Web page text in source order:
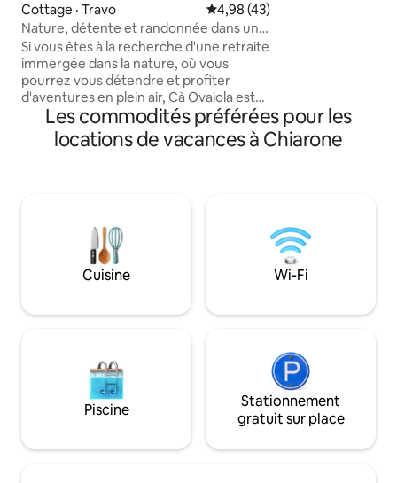
Cottage · Travo Note moyenne de 4,98 sur 5,
4,98 (43)
Nature, détente et randonnée dans un
chalet de Val Trebbia
Si vous êtes à la recherche d'une retraite
immergée dans la nature, où vous
pourrez vous détendre et profiter
d'aventures en plein air, Cà Ovaiola est
l'endroit idéal pour vous. Vous pouvez
faire des promenades, de la randonnée,
du kayak, du canyoning, des balades à
possibilité d'explorer et de rajeunir. De
plus, pendant l'été, la ville voisine de
Travo organise une série dynamique
d'événements culturels.
seul ou en
ses amis.
Les commodités préférées pour les
locations de vacances à Chiarone
Cuisine Wi-Fi
Piscine
Stationnement
gratuit sur place